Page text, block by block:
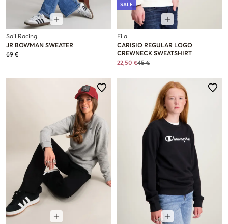
Sail Racing
JR BOWMAN SWEATER
69 €
SALE
Fila
CARISIO REGULAR LOGO
CREWNECK SWEATSHIRT
22,50 €45 €